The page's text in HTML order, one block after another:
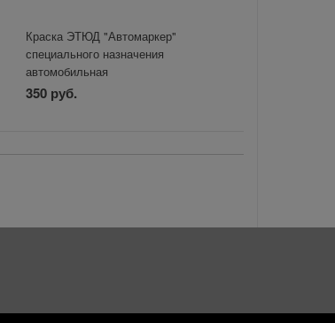
Краска ЭТЮД "Автомаркер"
специального назначения
автомобильная
350 руб.